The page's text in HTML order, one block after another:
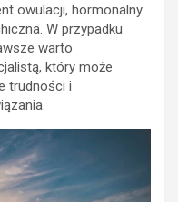
owulacji, hormonalny
W przypadku
warto
który może
trudności i